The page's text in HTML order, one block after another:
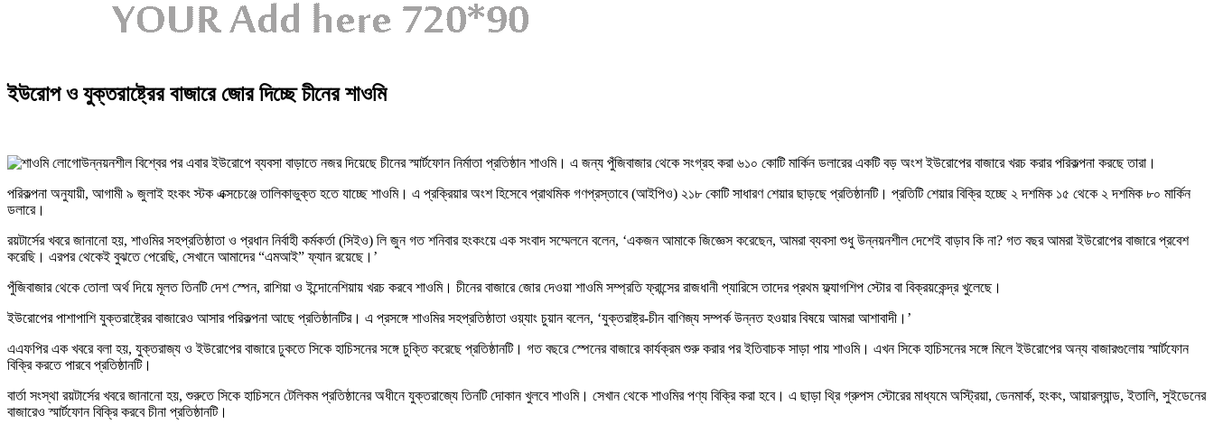
ইউরোপ ও যুক্তরাষ্ট্রের বাজারে জোর দিচ্ছে চীনের শাওমি
উন্নয়নশীল বিশ্বের পর এবার ইউরোপে ব্যবসা বাড়াতে নজর দিয়েছে চীনের স্মার্টফোন নির্মাতা প্রতিষ্ঠান শাওমি। এ জন্য পুঁজিবাজার থেকে সংগ্রহ করা ৬১০ কোটি মার্কিন ডলারের একটি বড় অংশ ইউরোপের বাজারে খরচ করার পরিকল্পনা করছে তারা।
পরিকল্পনা অনুযায়ী, আগামী ৯ জুলাই হংকং স্টক এক্সচেঞ্জে তালিকাভুক্ত হতে যাচ্ছে শাওমি। এ প্রক্রিয়ার অংশ হিসেবে প্রাথমিক গণপ্রস্তাবে (আইপিও) ২১৮ কোটি সাধারণ শেয়ার ছাড়ছে প্রতিষ্ঠানটি। প্রতিটি শেয়ার বিক্রি হচ্ছে ২ দশমিক ১৫ থেকে ২ দশমিক ৮০ মার্কিন
ডলারে।
রয়টার্সের খবরে জানানো হয়, শাওমির সহপ্রতিষ্ঠাতা ও প্রধান নির্বাহী কর্মকর্তা (সিইও) লি জুন গত শনিবার হংকংয়ে এক সংবাদ সম্মেলনে বলেন, ‘একজন আমাকে জিজ্ঞেস করেছেন, আমরা ব্যবসা শুধু উন্নয়নশীল দেশেই বাড়াব কি না? গত বছর আমরা ইউরোপের বাজারে প্রবেশ
করেছি। এরপর থেকেই বুঝতে পেরেছি, সেখানে আমাদের “এমআই” ফ্যান রয়েছে।’
পুঁজিবাজার থেকে তোলা অর্থ দিয়ে মূলত তিনটি দেশ স্পেন, রাশিয়া ও ইন্দোনেশিয়ায় খরচ করবে শাওমি। চীনের বাজারে জোর দেওয়া শাওমি সম্প্রতি ফ্রান্সের রাজধানী প্যারিসে তাদের প্রথম ফ্ল্যাগশিপ স্টোর বা বিক্রয়কেন্দ্র খুলেছে।
ইউরোপের পাশাপাশি যুক্তরাষ্ট্রের বাজারেও আসার পরিকল্পনা আছে প্রতিষ্ঠানটির। এ প্রসঙ্গে শাওমির সহপ্রতিষ্ঠাতা ওয়্যাং চুয়ান বলেন, ‘যুক্তরাষ্ট্র-চীন বাণিজ্য সম্পর্ক উন্নত হওয়ার বিষয়ে আমরা আশাবাদী।’
এএফপির এক খবরে বলা হয়, যুক্তরাজ্য ও ইউরোপের বাজারে ঢুকতে সিকে হাচিসনের সঙ্গে চুক্তি করেছে প্রতিষ্ঠানটি। গত বছরে স্পেনের বাজারে কার্যক্রম শুরু করার পর ইতিবাচক সাড়া পায় শাওমি। এখন সিকে হাচিসনের সঙ্গে মিলে ইউরোপের অন্য বাজারগুলোয় স্মার্টফোন
বিক্রি করতে পারবে প্রতিষ্ঠানটি।
বার্তা সংস্থা রয়টার্সের খবরে জানানো হয়, শুরুতে সিকে হাচিসনে টেলিকম প্রতিষ্ঠানের অধীনে যুক্তরাজ্যে তিনটি দোকান খুলবে শাওমি। সেখান থেকে শাওমির পণ্য বিক্রি করা হবে। এ ছাড়া থ্রি গ্রুপস স্টোরের মাধ্যমে অস্ট্রিয়া, ডেনমার্ক, হংকং, আয়ারল্যান্ড, ইতালি, সুইডেনের
বাজারেও স্মার্টফোন বিক্রি করবে চীনা প্রতিষ্ঠানটি।